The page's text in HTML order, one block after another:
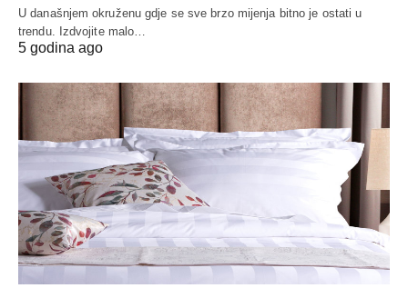
U današnjem okruženu gdje se sve brzo mijenja bitno je ostati u
trendu. Izdvojite malo…
5 godina ago